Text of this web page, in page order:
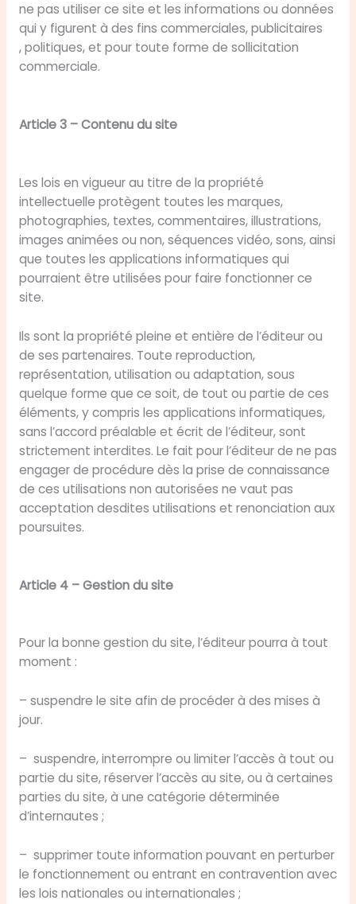
ne pas utiliser ce site et les informations ou données
qui y figurent à des fins commerciales, publicitaires
, politiques, et pour toute forme de sollicitation
commerciale.
Article 3 – Contenu du site
Les lois en vigueur au titre de la propriété
intellectuelle protègent toutes les marques,
photographies, textes, commentaires, illustrations,
images animées ou non, séquences vidéo, sons, ainsi
que toutes les applications informatiques qui
pourraient être utilisées pour faire fonctionner ce
site.
Ils sont la propriété pleine et entière de l’éditeur ou
de ses partenaires. Toute reproduction,
représentation, utilisation ou adaptation, sous
quelque forme que ce soit, de tout ou partie de ces
éléments, y compris les applications informatiques,
sans l’accord préalable et écrit de l’éditeur, sont
strictement interdites. Le fait pour l’éditeur de ne pas
engager de procédure dès la prise de connaissance
de ces utilisations non autorisées ne vaut pas
acceptation desdites utilisations et renonciation aux
poursuites.
Article 4 – Gestion du site
Pour la bonne gestion du site, l’éditeur pourra à tout
moment :
– suspendre le site afin de procéder à des mises à
jour.
– suspendre, interrompre ou limiter l’accès à tout ou
partie du site, réserver l’accès au site, ou à certaines
parties du site, à une catégorie déterminée
d’internautes ;
– supprimer toute information pouvant en perturber
le fonctionnement ou entrant en contravention avec
les lois nationales ou internationales ;